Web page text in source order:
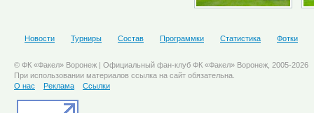
Новости Турниры Состав Программки Статистика Фотки
© ФК «Факел» Воронеж | Официальный фан-клуб ФК «Факел» Воронеж, 2005-2026
При использовании материалов ссылка на сайт обязательна.
О нас
Реклама Ссылки